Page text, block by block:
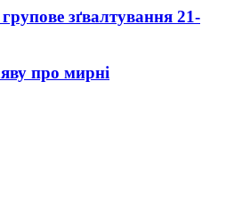
зґвалтування 21-
про мирні